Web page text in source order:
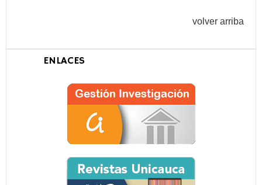
volver arriba
ENLACES